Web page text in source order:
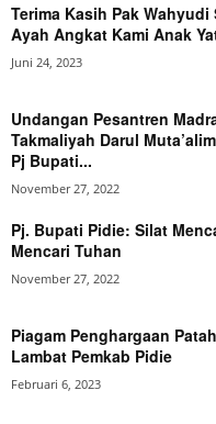
Terima Kasih Pak
Ayah Angkat Kami Anak
Juni 24, 2023
Undangan Pesantren
Takmaliyah Darul
Pj Bupati...
November 27, 2022
Pj. Bupati Pidie: Silat
Mencari Tuhan
November 27, 2022
Piagam Penghargaan
Lambat Pemkab Pidie
Februari 6, 2023